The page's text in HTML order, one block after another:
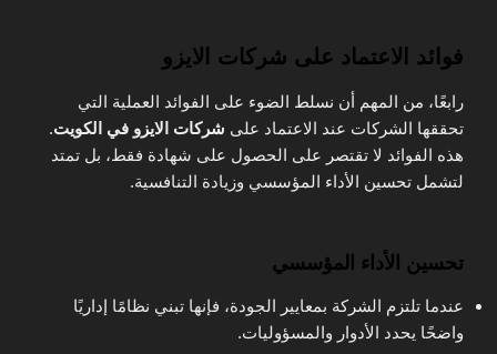
فوائد الاعتماد على شركات الايزو
رابعًا، من المهم أن نسلط الضوء على الفوائد العملية التي
تحققها الشركات عند الاعتماد على شركات الايزو في الكويت.
هذه الفوائد لا تقتصر على الحصول على شهادة فقط، بل تمتد
لتشمل تحسين الأداء المؤسسي وزيادة التنافسية.
تحسين الأداء المؤسسي
عندما تلتزم الشركة بمعايير الجودة، فإنها تبني نظامًا إداريًا
واضحًا يحدد الأدوار والمسؤوليات.